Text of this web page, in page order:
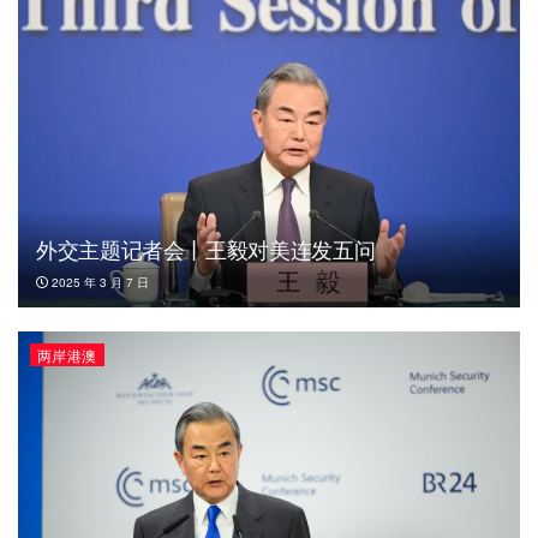
外交主题记者会丨王毅对美连发五问
2025 年 3 月 7 日
两岸港澳